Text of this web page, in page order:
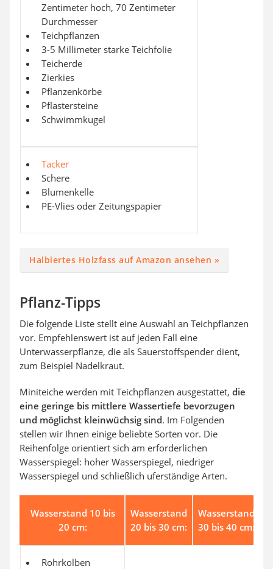
Zentimeter hoch, 70 Zentimeter
Durchmesser
Teichpflanzen
3-5 Millimeter starke Teichfolie
Teicherde
Zierkies
Pflanzenkörbe
Pflastersteine
Schwimmkugel
Tacker
Schere
Blumenkelle
PE-Vlies oder Zeitungspapier
Halbiertes Holzfass auf Amazon ansehen »
Pflanz-Tipps
Die folgende Liste stellt eine Auswahl an Teichpflanzen
vor. Empfehlenswert ist auf jeden Fall eine
Unterwasserpflanze, die als Sauerstoffspender dient,
zum Beispiel Nadelkraut.
Miniteiche werden mit Teichpflanzen ausgestattet, die
eine geringe bis mittlere Wassertiefe bevorzugen
und möglichst kleinwüchsig sind. Im Folgenden
stellen wir Ihnen einige beliebte Sorten vor. Die
Reihenfolge orientiert sich am erforderlichen
Wasserspiegel: hoher Wasserspiegel, niedriger
Wasserspiegel und schließlich uferständige Arten.
Wasserstand 10 bis
20 cm:
Wasserstand
20 bis 30 cm:
Wasserstand
30 bis 40 cm:
Rohrkolben